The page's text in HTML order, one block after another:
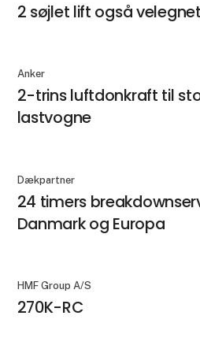
2 søjlet lift også
Anker
2-trins luftdonkraft til
lastvogne
Dækpartner
24 timers
Danmark og Europa
HMF Group A/S
270K-RC